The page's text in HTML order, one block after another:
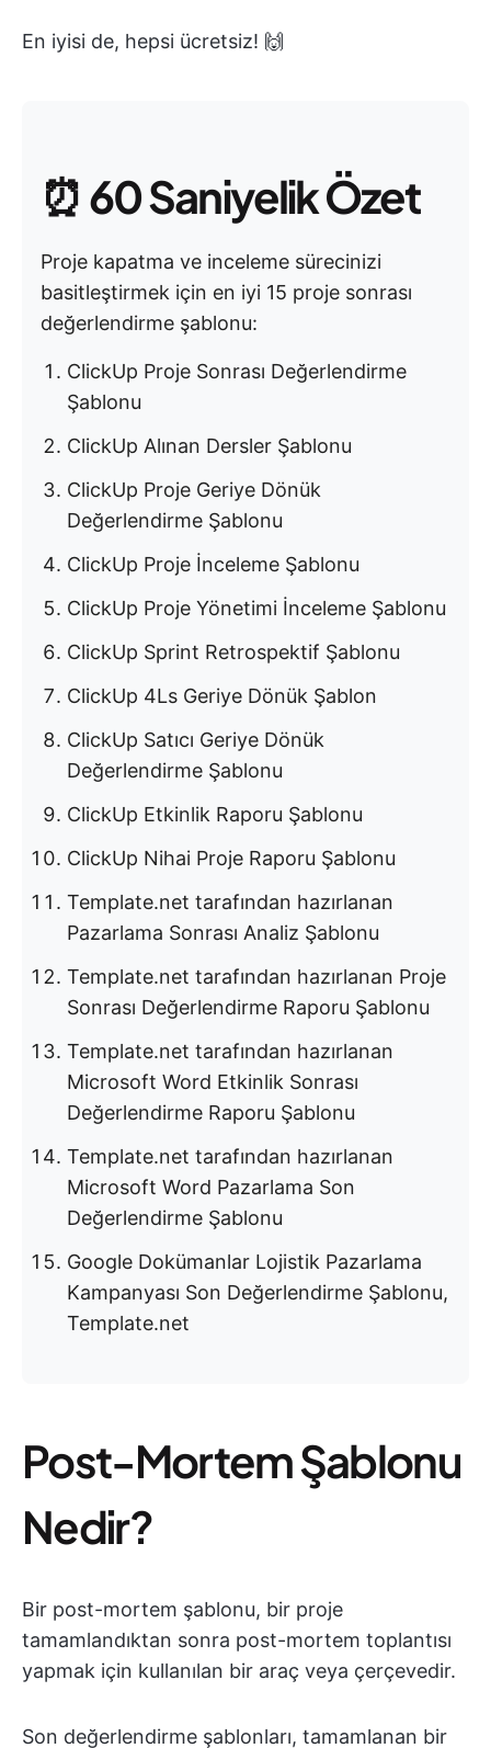
En iyisi de, hepsi ücretsiz! 🙌
⏰60 Saniyelik Özet
Proje kapatma ve inceleme sürecinizi
basitleştirmek için en iyi 15 proje sonrası
değerlendirme şablonu:
ClickUp Proje Sonrası Değerlendirme
Şablonu
ClickUp Alınan Dersler Şablonu
ClickUp Proje Geriye Dönük
Değerlendirme Şablonu
ClickUp Proje İnceleme Şablonu
ClickUp Proje Yönetimi İnceleme Şablonu
ClickUp Sprint Retrospektif Şablonu
ClickUp 4Ls Geriye Dönük Şablon
ClickUp Satıcı Geriye Dönük
Değerlendirme Şablonu
ClickUp Etkinlik Raporu Şablonu
ClickUp Nihai Proje Raporu Şablonu
Template.net tarafından hazırlanan
Pazarlama Sonrası Analiz Şablonu
Template.net tarafından hazırlanan Proje
Sonrası Değerlendirme Raporu Şablonu
Template.net tarafından hazırlanan
Microsoft Word Etkinlik Sonrası
Değerlendirme Raporu Şablonu
Template.net tarafından hazırlanan
Microsoft Word Pazarlama Son
Değerlendirme Şablonu
Google Dokümanlar Lojistik Pazarlama
Kampanyası Son Değerlendirme Şablonu,
Template.net
Post-Mortem Şablonu
Nedir?
Bir post-mortem şablonu, bir proje
tamamlandıktan sonra post-mortem toplantısı
yapmak için kullanılan bir araç veya çerçevedir.
Son değerlendirme şablonları, tamamlanan bir